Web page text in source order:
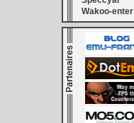
Wakoo-enter